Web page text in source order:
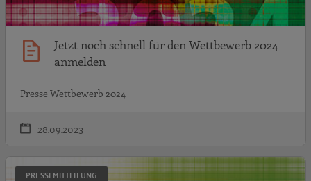
Jetzt noch schnell für den Wettbewerb 2024
anmelden
Presse Wettbewerb 2024
28.09.2023
PRESSEMITTEILUNG